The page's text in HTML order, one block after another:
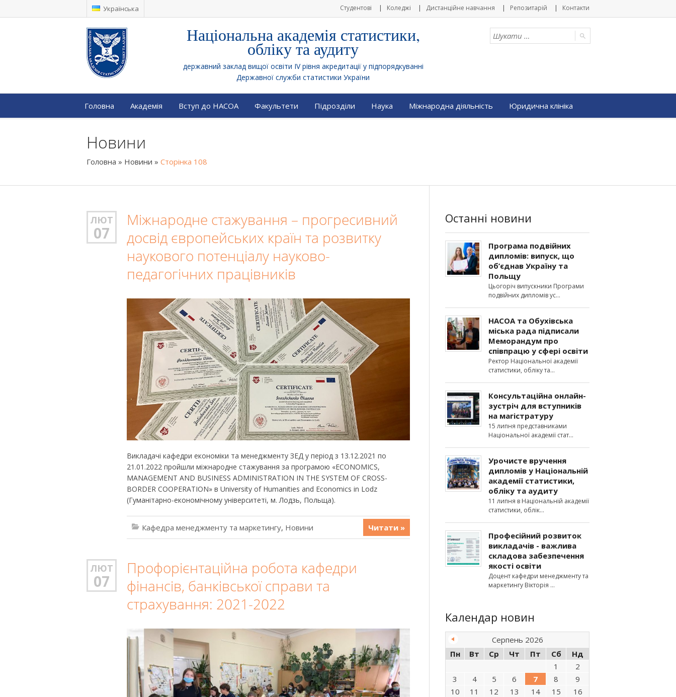
Українська Студентові Коледжі Дистанційне навчання Репозитарій Контакти
Національна академія статистики,
обліку та аудиту
державний заклад вищої освіти IV рівня акредитації у підпорядкуванні
Державної служби статистики України
Головна Академія Вступ до НАСОА Факультети Підрозділи Наука Міжнародна діяльність Юридична клініка
Новини
Головна » Новини » Сторінка 108
ЛЮТ
07
Міжнародне стажування – прогресивний
досвід європейських країн та розвитку
наукового потенціалу науково-
педагогічних працівників
Викладачі кафедри економіки та менеджменту ЗЕД у період з 13.12.2021 по
21.01.2022 пройшли міжнародне стажування за програмою «EСONOMICS,
MANAGEMENT AND BUSINESS ADMINISTRATION IN THE SYSTEM OF CROSS-
BORDER COOPERATION» в University of Humanities and Economics in Lodz
(Гуманітарно-економічному університеті, м. Лодзь, Польща).
Кафедра менеджменту та маркетингу, Новини Читати »
ЛЮТ
07
Профорієнтаційна робота кафедри
фінансів, банківської справи та
страхування: 2021-2022
Останні новини
Програма подвійних
дипломів: випуск, що
об’єднав Україну та
Польщу
Цьогоріч випускники Програми
подвійних дипломів ус
НАСОА та Обухівська
міська рада підписали
Меморандум про
співпрацю у сфері освіти
Ректор Національної академії
статистики, обліку та
Консультаційна онлайн-
зустріч для вступників
на магістратуру
15 липня представниками
Національної академії стат
Урочисте вручення
дипломів у Національній
академії статистики,
обліку та аудиту
11 липня в Національній академії
статистики, облік
Професійний розвиток
викладачів - важлива
складова забезпечення
якості освіти
Доцент кафедри менеджменту та
маркетингу Вікторія
Календар новин
Серпень 2026
Пн
Вт Ср Чт Пт Сб
Нд
1
2
3
4 5 6 7 8
9
10
11 12 13 14 15
16